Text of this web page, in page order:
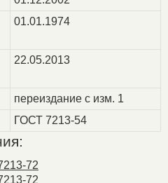
01.01.1974
22.05.2013
переиздание с изм. 1
ГОСТ 7213-54
72
72